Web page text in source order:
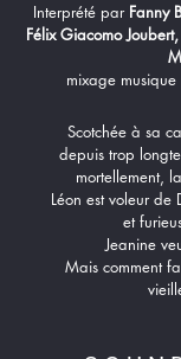
Interprété par Fanny
Félix Giacomo
mixage
Scotchée à sa
depuis trop
mortellement,
Léon est voleur de
et
Jeanine
Mais comment